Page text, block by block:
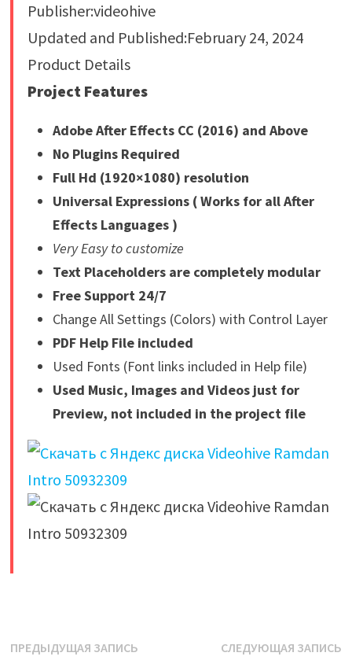
Publisher:videohive
Updated and Published:February 24, 2024
Product Details
Project Features
Adobe After Effects CC (2016) and Above
No Plugins Required
Full Hd (1920×1080) resolution
Universal Expressions ( Works for all After
Effects Languages )
Very Easy to customize
Text Placeholders are completely modular
Free Support 24/7
Change All Settings (Colors) with Control Layer
PDF Help File included
Used Fonts (Font links included in Help file)
Used Music, Images and Videos just for
Preview, not included in the project file
Навигация
ПРЕДЫДУЩАЯ ЗАПИСЬПредыдущая
СЛЕДУЮЩАЯ ЗАПИСЬ